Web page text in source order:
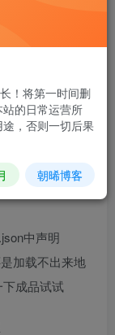
我没有搭建，
中声明
加载不出来地
成品试试
！将第一时间删
的日常运营所
，否则一切后果
朝晞博客